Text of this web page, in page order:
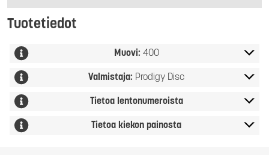
Tuotetiedot
Muovi: 400
Valmistaja: Prodigy Disc
Tietoa lentonumeroista
Tietoa kiekon painosta